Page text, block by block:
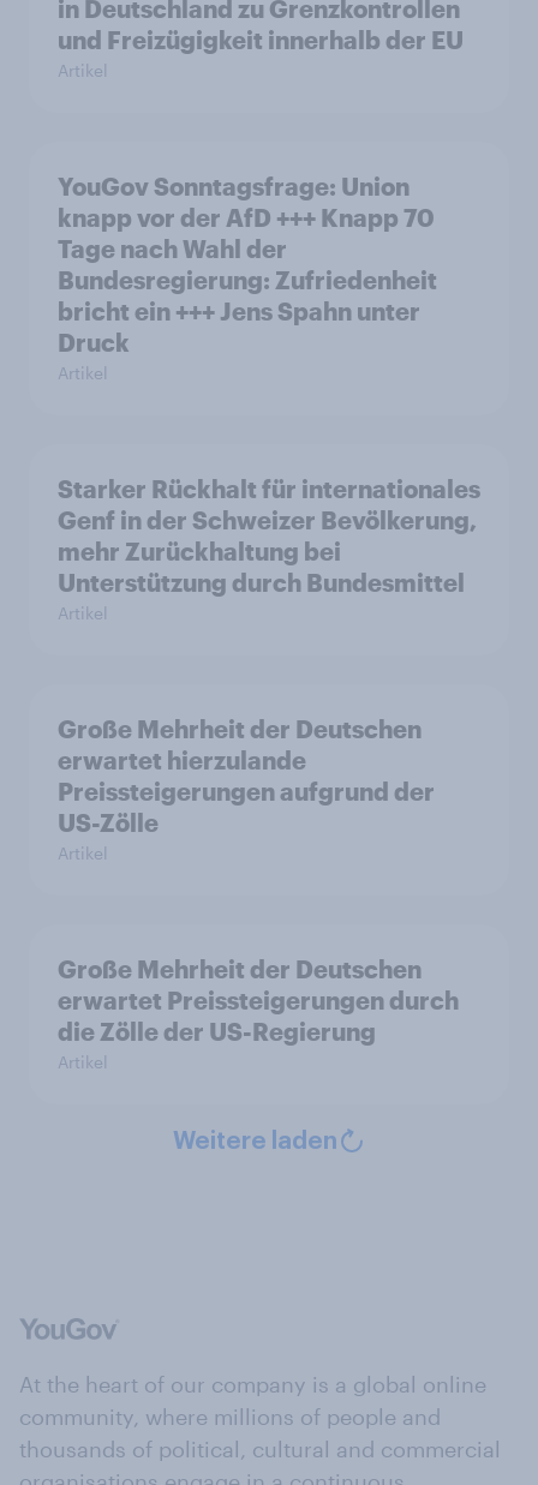
in Deutschland zu Grenzkontrollen
und Freizügigkeit innerhalb der EU
Artikel
YouGov Sonntagsfrage: Union
knapp vor der AfD +++ Knapp 70
Tage nach Wahl der
Bundesregierung: Zufriedenheit
bricht ein +++ Jens Spahn unter
Druck
Artikel
Starker Rückhalt für internationales
Genf in der Schweizer Bevölkerung,
mehr Zurückhaltung bei
Unterstützung durch Bundesmittel
Artikel
Große Mehrheit der Deutschen
erwartet hierzulande
Preissteigerungen aufgrund der
US-Zölle
Artikel
Große Mehrheit der Deutschen
erwartet Preissteigerungen durch
die Zölle der US-Regierung
Artikel
Weitere laden
At the heart of our company is a global online
community, where millions of people and
thousands of political, cultural and commercial